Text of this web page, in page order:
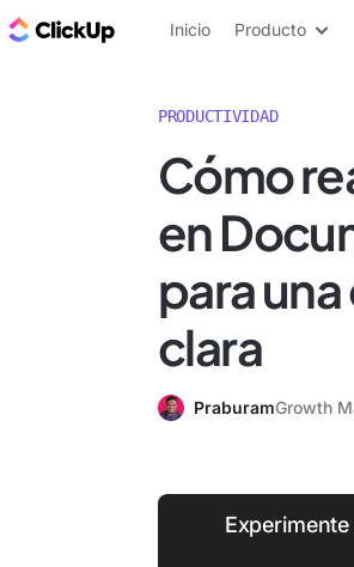
ClickUp Blog
Inicio Producto
PRODUCTIVIDAD
Cómo
en
para
clara
PraburamGrowth